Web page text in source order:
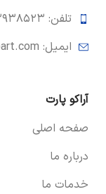
تلفن: ۳۳۹۳۸۵۲۳ -
ایمیل: support@arakopart.com
آراکو پارت
صفحه اصلی
درباره ما
خدمات ما